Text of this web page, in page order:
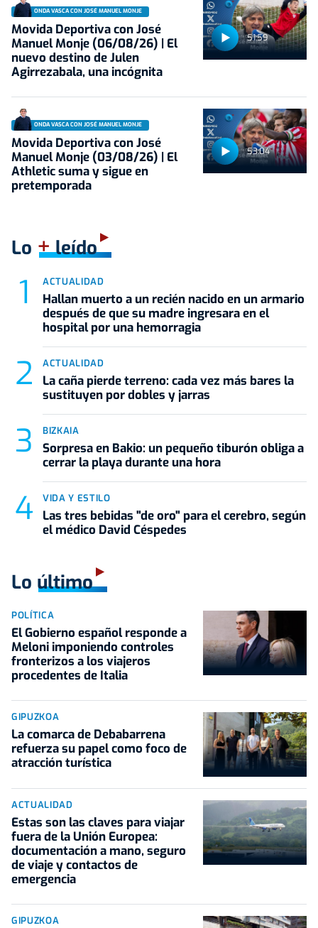
51:59
ONDA VASCA CON JOSÉ MANUEL MONJE
Movida Deportiva con José
Manuel Monje (06/08/26) | El
nuevo destino de Julen
Agirrezabala, una incógnita
53:04
ONDA VASCA CON JOSÉ MANUEL MONJE
Movida Deportiva con José
Manuel Monje (03/08/26) | El
Athletic suma y sigue en
pretemporada
Lo +leído
ACTUALIDAD
Hallan muerto a un recién nacido en un armario
después de que su madre ingresara en el
hospital por una hemorragia
ACTUALIDAD
La caña pierde terreno: cada vez más bares la
sustituyen por dobles y jarras
BIZKAIA
Sorpresa en Bakio: un pequeño tiburón obliga a
cerrar la playa durante una hora
VIDA Y ESTILO
Las tres bebidas "de oro" para el cerebro, según
el médico David Céspedes
Lo último
POLÍTICA
El Gobierno español responde a
Meloni imponiendo controles
fronterizos a los viajeros
procedentes de Italia
GIPUZKOA
La comarca de Debabarrena
refuerza su papel como foco de
atracción turística
ACTUALIDAD
Estas son las claves para viajar
fuera de la Unión Europea:
documentación a mano, seguro
de viaje y contactos de
emergencia
GIPUZKOA